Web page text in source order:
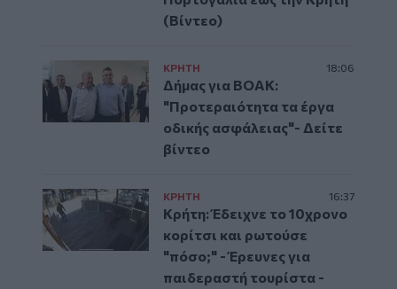
(Βίντεο)
ΚΡΗΤΗ 18:06
Δήμας για ΒΟΑΚ:
"Προτεραιότητα τα έργα
οδικής ασφάλειας"- Δείτε
βίντεο
ΚΡΗΤΗ 16:37
Κρήτη: Έδειχνε το 10χρονο
κορίτσι και ρωτούσε
"πόσο;" - Έρευνες για
παιδεραστή τουρίστα -